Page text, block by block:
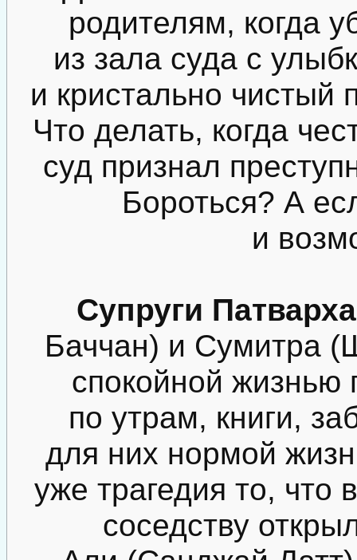
родителям, когда
из зала суда с
и кристально
Что делать, когда
суд признал
Бороться? А
и
Супруги
Баччан) и Сумитра
спокойной жизнью
по утрам, книги,
для них нормой
уже трагедия то, что
соседству